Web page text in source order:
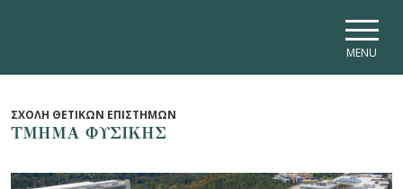
MENU
ΣΧΟΛΗ ΘΕΤΙΚΩΝ ΕΠΙΣΤΗΜΩΝ
ΤΜΗΜΑ ΦΥΣΙΚΗΣ